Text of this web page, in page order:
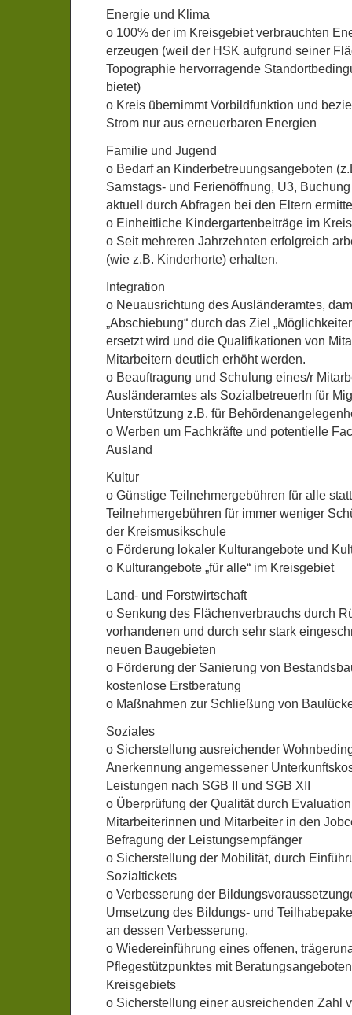
Energie und Klima
o 100% der im Kreisgebiet verbrauchten
erzeugen (weil der HSK aufgrund seiner
Topographie hervorragende
bietet)
o Kreis übernimmt Vorbildfunktion und
Strom nur aus erneuerbaren Energien
Familie und Jugend
o Bedarf an Kinderbetreuungsangeboten
Samstags- und Ferienöffnung, U3,
aktuell durch Abfragen bei den Eltern
o Einheitliche Kindergartenbeiträge im
o Seit mehreren Jahrzehnten erfolgreich
(wie z.B. Kinderhorte) erhalten.
Integration
o Neuausrichtung des Ausländeramtes,
„Abschiebung“ durch das Ziel
ersetzt wird und die Qualifikationen von
Mitarbeitern deutlich erhöht werden.
o Beauftragung und Schulung eines/r
Ausländeramtes als SozialbetreuerIn für
Unterstützung z.B. für
o Werben um Fachkräfte und potentielle
Ausland
Kultur
o Günstige Teilnehmergebühren für alle
Teilnehmergebühren für immer weniger
der Kreismusikschule
o Förderung lokaler Kulturangebote und
o Kulturangebote „für alle“ im Kreisgebiet
Land- und Forstwirtschaft
o Senkung des Flächenverbrauchs durch
vorhandenen und durch sehr stark
neuen Baugebieten
o Förderung der Sanierung von
kostenlose Erstberatung
o Maßnahmen zur Schließung von
Soziales
o Sicherstellung ausreichender
Anerkennung angemessener
Leistungen nach SGB II und SGB XII
o Überprüfung der Qualität durch
Mitarbeiterinnen und Mitarbeiter in den
Befragung der Leistungsempfänger
o Sicherstellung der Mobilität, durch
Sozialtickets
o Verbesserung der
Umsetzung des Bildungs- und
an dessen Verbesserung.
o Wiedereinführung eines offenen,
Pflegestützpunktes mit
Kreisgebiets
o Sicherstellung einer ausreichenden Zahl